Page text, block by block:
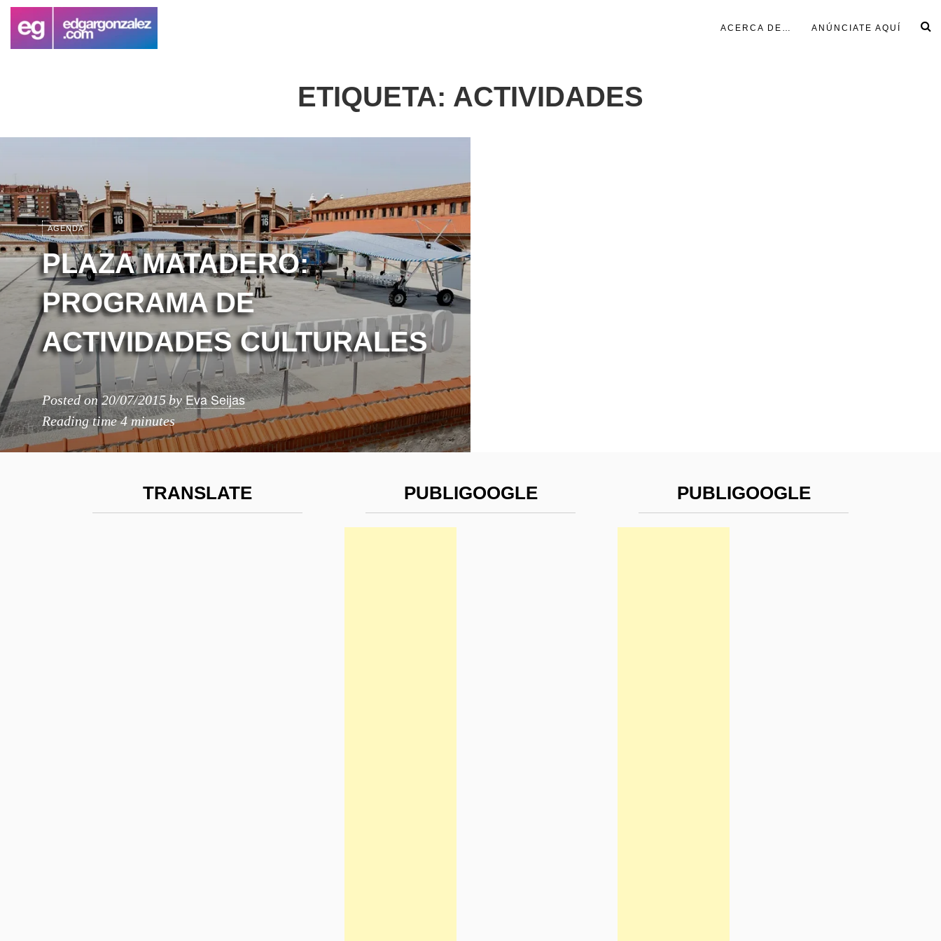
ACERCA DE… ANÚNCIATE AQUÍ
ETIQUETA: ACTIVIDADES
AGENDA
PLAZA MATADERO:
PROGRAMA DE
ACTIVIDADES CULTURALES
Posted on 20/07/2015 byEva Seijas
Reading time4 minutes
TRANSLATE PUBLIGOOGLE PUBLIGOOGLE